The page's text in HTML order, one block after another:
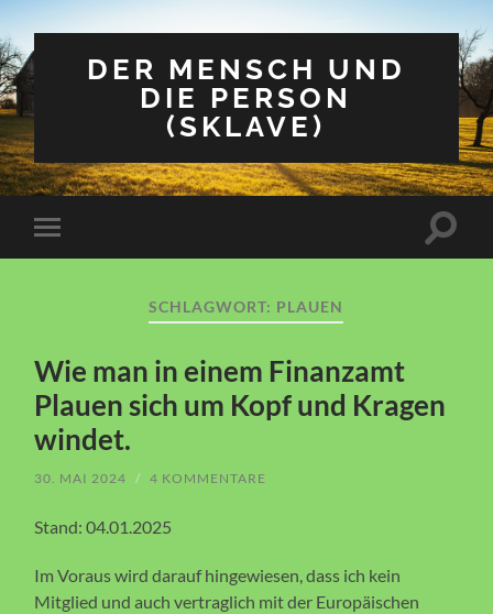
DER MENSCH UND
DIE PERSON
(SKLAVE)
Mobile-
Menü
SCHLAGWORT: PLAUEN
Wie man in einem Finanzamt
Plauen sich um Kopf und Kragen
windet.
30. MAI 2024 / 4 KOMMENTARE
Stand: 04.01.2025
Im Voraus wird darauf hingewiesen, dass ich kein
Mitglied und auch vertraglich mit der Europäischen